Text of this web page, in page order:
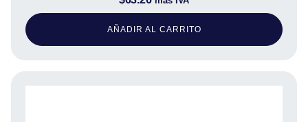
AÑADIR AL CARRITO